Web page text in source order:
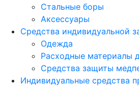
Стальные боры
Аксессуары
Средства индивидуальной
Одежда
Расходные материалы
Средства защиты
Индивидуальные средства